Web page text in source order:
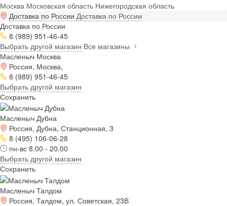
Москва Московская область Нижегородская область
Доставка по России Доставка по России
Доставка по России
8 (989) 951-46-45
Выбрать другой магазин Все магазины
Масленыч Москва
Россия, Москва,
8 (989) 951-46-45
Выбрать другой магазин
Сохранить
Масленыч Дубна
Россия, Дубна, Станционная, 3
8 (495) 106-06-28
пн-вс 8.00 - 20.00
Выбрать другой магазин
Сохранить
Масленыч Талдом
Россия, Талдом, ул. Советская, 23В